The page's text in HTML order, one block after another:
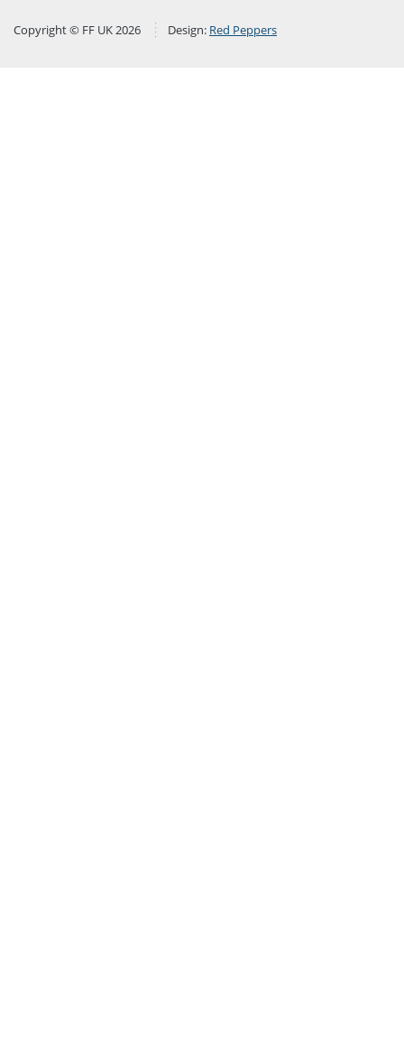
Copyright © FF UK 2026 Design: Red Peppers